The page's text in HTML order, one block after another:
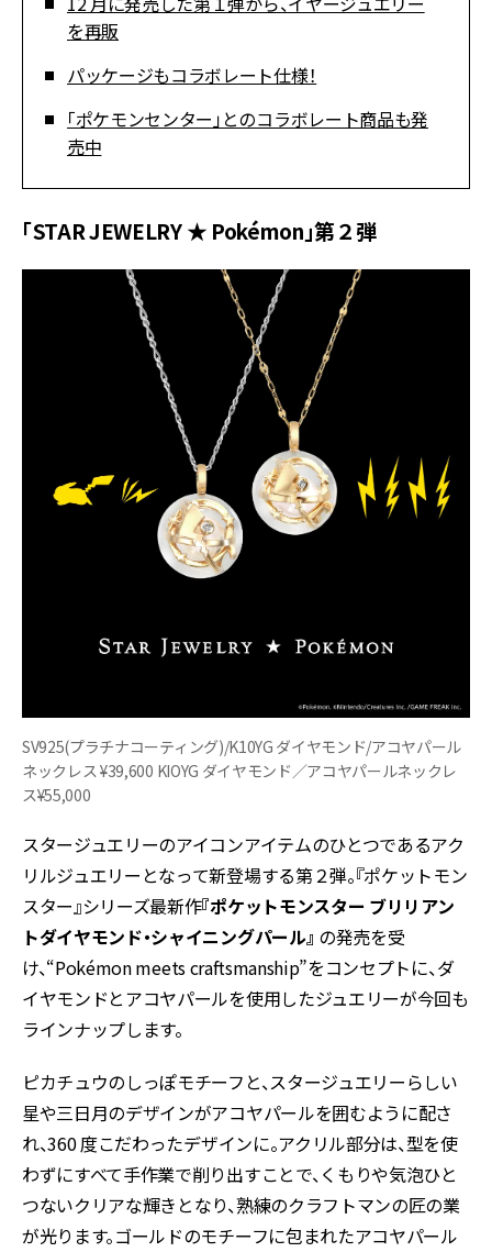
を再販
パッケージもコラボレート仕様！
「ポケモンセンター」とのコラボレート商品も発
売中
「STAR JEWELRY ★ Pokémon」第２弾
SV925(プラチナコーティング)/K10YG ダイヤモンド/アコヤパール
ネックレス ¥39,600 KIOYG ダイヤモンド／アコヤパールネックレ
ス¥55,000
スタージュエリーのアイコンアイテムのひとつであるアク
リルジュエリーとなって新登場する第２弾。『ポケットモン
スター』シリーズ最新作『ポケットモンスター ブリリアン
トダイヤモンド・シャイニングパール』 の発売を受
け、“Pokémon meets craftsmanship”をコンセプトに、ダ
イヤモンドとアコヤパールを使用したジュエリーが今回も
ラインナップします。
ピカチュウのしっぽモチーフと、スタージュエリーらしい
星や三日月のデザインがアコヤパールを囲むように配さ
れ、360 度こだわったデザインに。アクリル部分は、型を使
わずにすべて手作業で削り出すことで、くもりや気泡ひと
つないクリアな輝きとなり、熟練のクラフトマンの匠の業
が光ります。ゴールドのモチーフに包まれたアコヤパール